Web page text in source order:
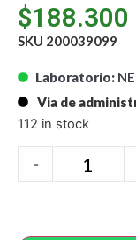
$188.300
SKU 200039099
Laboratorio:
Via de
112 in stock
-